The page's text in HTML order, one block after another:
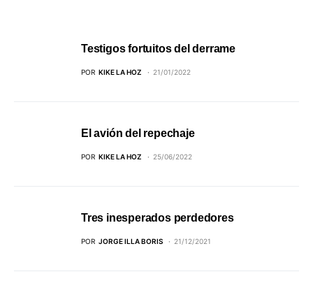
Testigos fortuitos del derrame
POR KIKE LA HOZ 21/01/2022
El avión del repechaje
POR KIKE LA HOZ 25/06/2022
Tres inesperados perdedores
POR JORGE ILLA BORIS 21/12/2021